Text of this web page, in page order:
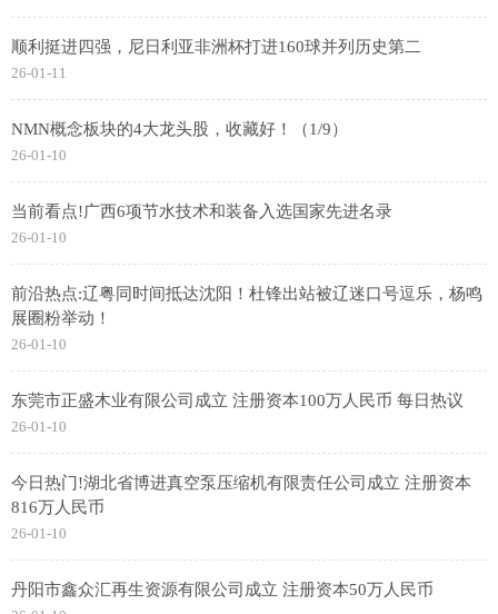
顺利挺进四强，尼日利亚非洲杯打进160球并列历史第二
26-01-11
NMN概念板块的4大龙头股，收藏好！（1/9）
26-01-10
当前看点!广西6项节水技术和装备入选国家先进名录
26-01-10
前沿热点:辽粤同时间抵达沈阳！杜锋出站被辽迷口号逗乐，杨鸣
展圈粉举动！
26-01-10
东莞市正盛木业有限公司成立 注册资本100万人民币 每日热议
26-01-10
今日热门!湖北省博进真空泵压缩机有限责任公司成立 注册资本
816万人民币
26-01-10
丹阳市鑫众汇再生资源有限公司成立 注册资本50万人民币